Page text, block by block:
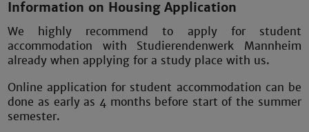
Information on Housing Application
We highly recommend to apply for student
accommodation with Studierendenwerk Mannheim
already when applying for a study place with us.
Online application for student accommodation can be
done as early as 4 months before start of the summer
semester.